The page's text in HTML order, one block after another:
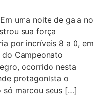
uma noite de gala no
sua força
por incríveis 8 a 0, em
Campeonato
ocorrido nesta
protagonista o
só marcou seus […]